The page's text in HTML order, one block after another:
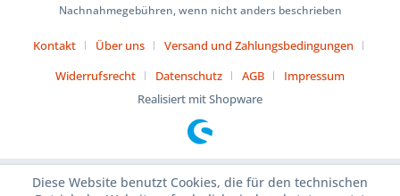
Nachnahmegebühren, wenn nicht anders beschrieben
Kontakt Über uns
Versand und Zahlungsbedingungen
Widerrufsrecht
Datenschutz AGB
Impressum
Realisiert mit Shopware
Diese Website benutzt Cookies, die für den technischen